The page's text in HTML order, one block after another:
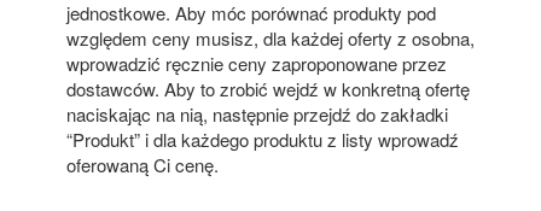
jednostkowe. Aby móc porównać produkty pod
względem ceny musisz, dla każdej oferty z osobna,
wprowadzić ręcznie ceny zaproponowane przez
dostawców. Aby to zrobić wejdź w konkretną ofertę
naciskając na nią, następnie przejdź do zakładki
“Produkt” i dla każdego produktu z listy wprowadź
oferowaną Ci cenę.